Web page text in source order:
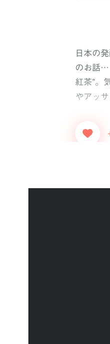
日本の
のお話…
紅茶”。
やアッ